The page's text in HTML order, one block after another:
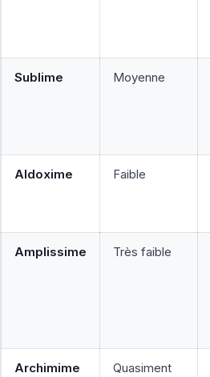
Sublime Moyenne
Aldoxime Faible
Amplissime Très faible
Archimime
Quasiment